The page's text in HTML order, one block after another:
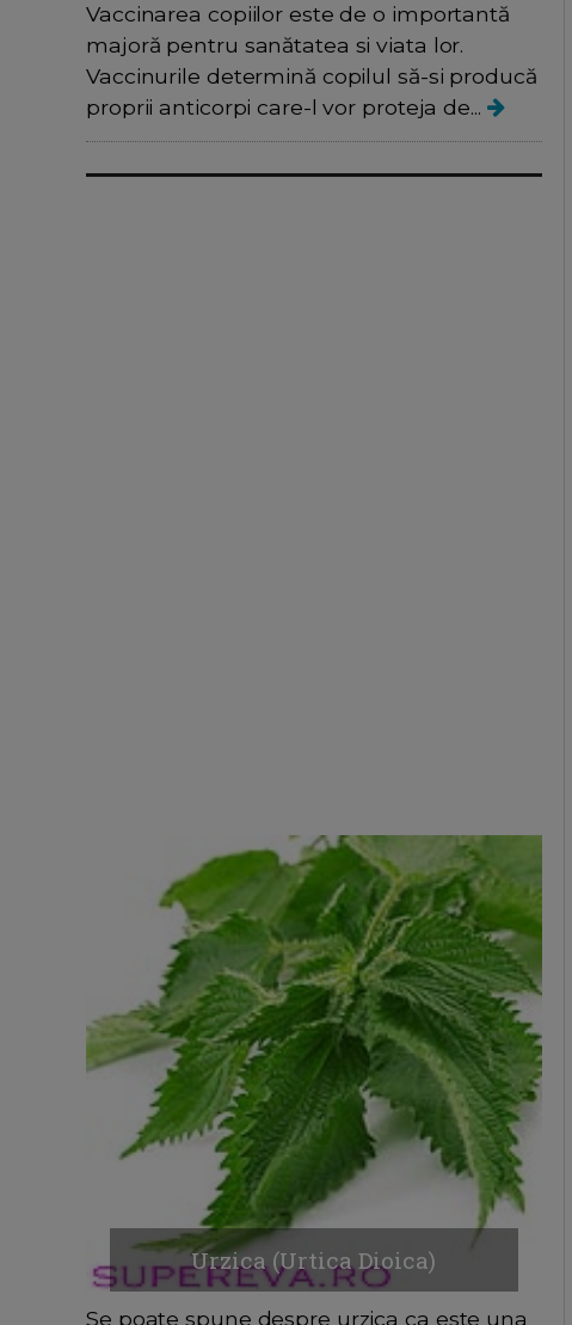
Vaccinarea copiilor este de o importantă
majoră pentru sanătatea si viata lor.
Vaccinurile determină copilul să-si producă
proprii anticorpi care-l vor proteja de...
Urzica (Urtica Dioica)
Se poate spune despre urzica ca este una